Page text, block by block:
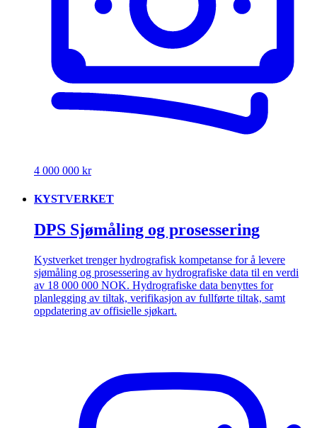
4 000 000 kr
KYSTVERKET
DPS Sjømåling og prosessering
Kystverket trenger hydrografisk kompetanse for å levere
sjømåling og prosessering av hydrografiske data til en verdi
av 18 000 000 NOK. Hydrografiske data benyttes for
planlegging av tiltak, verifikasjon av fullførte tiltak, samt
oppdatering av offisielle sjøkart.